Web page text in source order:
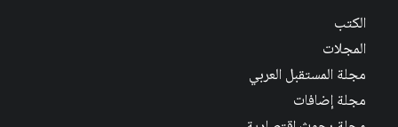
الكتب
المجلات
مجلة المستقبل العربي
مجلة إضافات